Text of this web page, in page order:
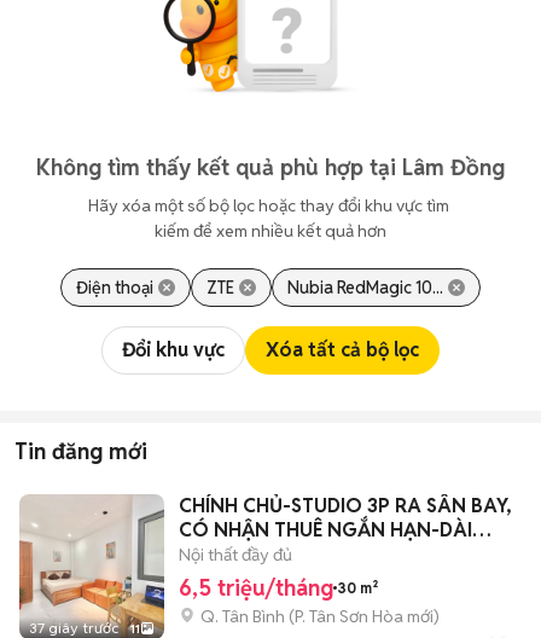
Không tìm thấy kết quả phù hợp tại Lâm Đồng
Hãy xóa một số bộ lọc hoặc thay đổi khu vực tìm
kiếm để xem nhiều kết quả hơn
Điện thoại ZTE Nubia RedMagic 10...
Đổi khu vực Xóa tất cả bộ lọc
Tin đăng mới
37 giây trước 11
CHÍNH CHỦ-STUDIO 3P RA SÂN BAY,
CÓ NHẬN THUÊ NGẮN HẠN-DÀI
HẠN-FULL NT
Nội thất đầy đủ
6,5 triệu/tháng 30 m²
Q. Tân Bình (P. Tân Sơn Hòa mới)